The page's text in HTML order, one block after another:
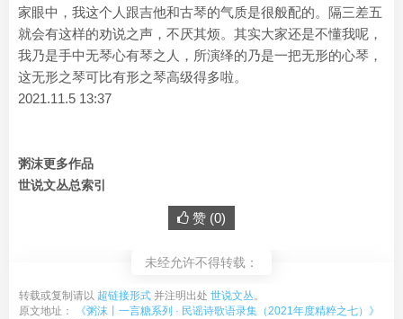
家眼中，我这个人跟吉他和古琴的气质是很般配的。隔三差五
就会有这样的劝说之声，不厌其烦。其实大家还是不懂我呢，
我乃是手中无琴心有琴之人，所演绎的乃是一把无形的心琴，
这无形之琴可比有形之琴高级得多啦。
2021.11.5 13:37
粥沫更多作品
世说文丛总索引
赞 (0)
未经允许不得转载：
转载或复制请以 超链接形式 并注明出处 世说文丛。
原文地址：
《粥沫丨一言糖系列 · 民谣诗歌语录集（2021年度精粹之七）》